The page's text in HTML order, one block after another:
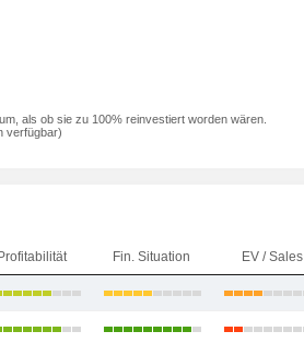
als ob sie zu 100% reinvestiert worden wären.
verfügbar)
Profitabilität Fin. Situation EV / Sales